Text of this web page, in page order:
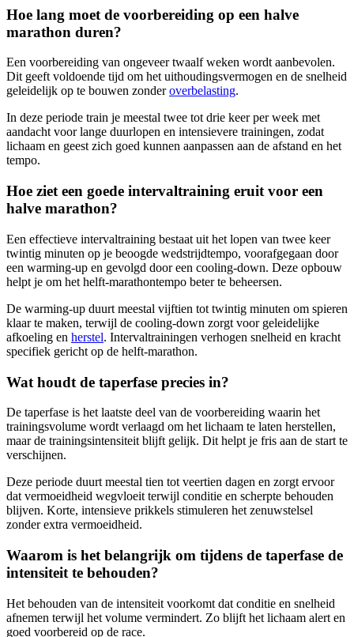
Hoe lang moet de voorbereiding op een halve
marathon duren?
Een voorbereiding van ongeveer twaalf weken wordt aanbevolen.
Dit geeft voldoende tijd om het uithoudingsvermogen en de snelheid
geleidelijk op te bouwen zonderoverbelasting.
In deze periode train je meestal twee tot drie keer per week met
aandacht voor lange duurlopen en intensievere trainingen, zodat
lichaam en geest zich goed kunnen aanpassen aan de afstand en het
tempo.
Hoe ziet een goede intervaltraining eruit voor een
halve marathon?
Een effectieve intervaltraining bestaat uit het lopen van twee keer
twintig minuten op je beoogde wedstrijdtempo, voorafgegaan door
een warming-up en gevolgd door een cooling-down. Deze opbouw
helpt je om het helft-marathontempo beter te beheersen.
De warming-up duurt meestal vijftien tot twintig minuten om spieren
klaar te maken, terwijl de cooling-down zorgt voor geleidelijke
afkoeling en herstel. Intervaltrainingen verhogen snelheid en kracht
specifiek gericht op de helft-marathon.
Wat houdt de taperfase precies in?
De taperfase is het laatste deel van de voorbereiding waarin het
trainingsvolume wordt verlaagd om het lichaam te laten herstellen,
maar de trainingsintensiteit blijft gelijk. Dit helpt je fris aan de start te
verschijnen.
Deze periode duurt meestal tien tot veertien dagen en zorgt ervoor
dat vermoeidheid wegvloeit terwijl conditie en scherpte behouden
blijven. Korte, intensieve prikkels stimuleren het zenuwstelsel
zonder extra vermoeidheid.
Waarom is het belangrijk om tijdens de taperfase de
intensiteit te behouden?
Het behouden van de intensiteit voorkomt dat conditie en snelheid
afnemen terwijl het volume vermindert. Zo blijft het lichaam alert en
goed voorbereid op de race.